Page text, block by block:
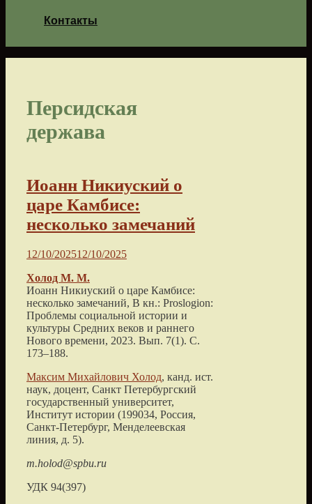
Контакты
Персидская
держава
Иоанн Никиуский о
царе Камбисе:
несколько замечаний
12/10/202512/10/2025
Холод М. М.
Иоанн Никиуский о царе Камбисе:
несколько замечаний, В кн.: Proslogion:
Проблемы социальной истории и
культуры Средних веков и раннего
Нового времени, 2023. Вып. 7(1). С.
173–188.
Максим Михайлович Холод, канд. ист.
наук, доцент, Санкт Петербургский
государственный университет,
Институт истории (199034, Россия,
Санкт-Петербург, Менделеевская
линия, д. 5).
m.holod@spbu.ru
УДК 94(397)